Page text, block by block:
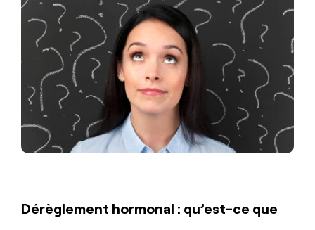
Dérèglement hormonal : qu’est-ce que